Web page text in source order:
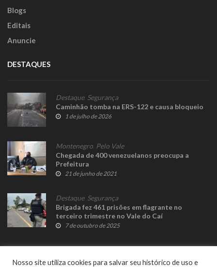
Blogs
Editais
Anuncie
DESTAQUES
Destaque, Segurança
Caminhão tomba na ERS-122 e causa bloqueio
1 de julho de 2026
Montenegro Pelo Vale
Chegada de 400 venezuelanos preocupa a
Prefeitura
21 de junho de 2021
Destaque, Segurança
Brigada fez 461 prisões em flagrante no
terceiro trimestre no Vale do Caí
7 de outubro de 2025
Nosso site utiliza cookies para salvar seu histórico de uso e